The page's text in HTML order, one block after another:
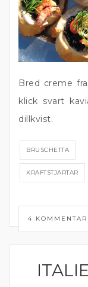
Bred creme
klick svart
dillkvist.
BRUSCHETTA
KRÄFTSTJÄRTAR
4
PASTA